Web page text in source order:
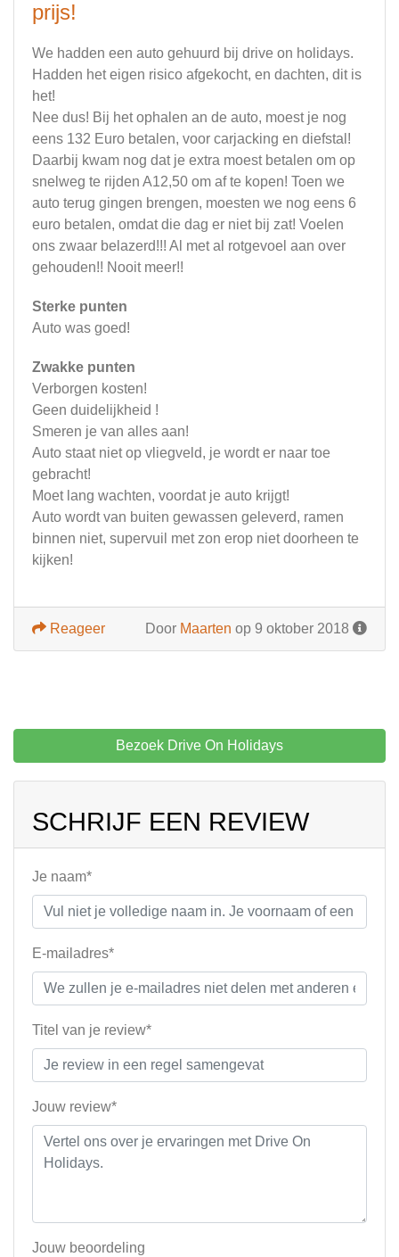
prijs!
We hadden een auto gehuurd bij drive on holidays.
Hadden het eigen risico afgekocht, en dachten, dit is
het!
Nee dus! Bij het ophalen an de auto, moest je nog
eens 132 Euro betalen, voor carjacking en diefstal!
Daarbij kwam nog dat je extra moest betalen om op
snelweg te rijden A12,50 om af te kopen! Toen we
auto terug gingen brengen, moesten we nog eens 6
euro betalen, omdat die dag er niet bij zat! Voelen
ons zwaar belazerd!!! Al met al rotgevoel aan over
gehouden!! Nooit meer!!
Sterke punten
Auto was goed!
Zwakke punten
Verborgen kosten!
Geen duidelijkheid !
Smeren je van alles aan!
Auto staat niet op vliegveld, je wordt er naar toe
gebracht!
Moet lang wachten, voordat je auto krijgt!
Auto wordt van buiten gewassen geleverd, ramen
binnen niet, supervuil met zon erop niet doorheen te
kijken!
Door Maarten op 9 oktober 2018
Reageer
Bezoek Drive On Holidays
SCHRIJF EEN REVIEW
Je naam*
E-mailadres*
Titel van je review*
Jouw review*
Jouw beoordeling